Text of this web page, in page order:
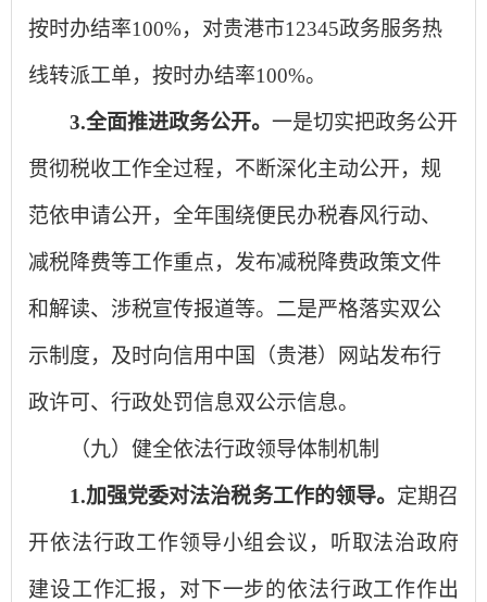
按时办结率100%，对贵港市12345政务服务热
线转派工单，按时办结率100%。
3.全面推进政务公开。 一是切实把政务公开
贯彻税收工作全过程，不断深化主动公开，规
范依申请公开，全年围绕便民办税春风行动、
减税降费等工作重点，发布减税降费政策文件
和解读、涉税宣传报道等。二是严格落实双公
示制度，及时向信用中国（贵港）网站发布行
政许可、行政处罚信息双公示信息。
（九）健全依法行政领导体制机制
1.加强党委对法治税务工作的领导。 定期召
开依法行政工作领导小组会议，听取法治政府
建设工作汇报，对下一步的依法行政工作作出